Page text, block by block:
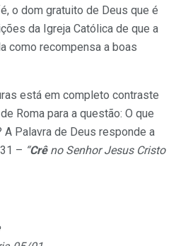
o dom gratuito de Deus que é
da Igreja Católica de que a
como recompensa a boas
está em completo contraste
Roma para a questão: O que
Palavra de Deus responde a
– “Crêno Senhor Jesus Cristo